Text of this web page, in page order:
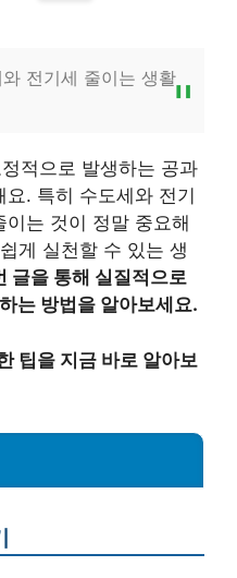
전기세 줄이는 생활
적으로 발생하는 공과
. 특히 수도세와 전기
는 것이 정말 중요해
게 실천할 수 있는 생
글을 통해 실질적으로
는 방법을 알아보세요.
팁을 지금 바로 알아보